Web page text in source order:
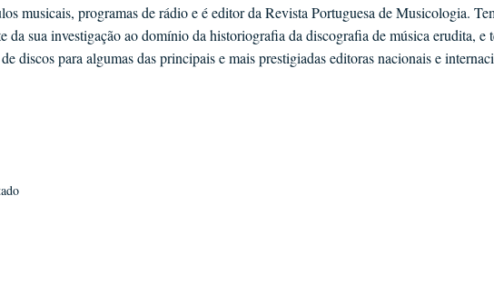
musicais, programas de rádio e é editor da Revista Portuguesa de Musicologia.
sua investigação ao domínio da historiografia da discografia de música erudita, e
discos para algumas das principais e mais prestigiadas editoras nacionais e